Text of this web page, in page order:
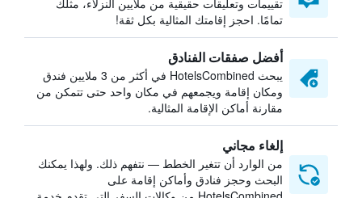
تقييمات وتعليقات حقيقية من ملايين النزلاء، مثلك
تمامًا. احجز إقامتك المثالية بكل ثقة!
أفضل صفقات الفنادق
يبحث HotelsCombined في أكثر من 3 ملايين فندق
ومكان إقامة ويجمعهم في مكان واحد حتى تتمكن من
مقارنة أماكن الإقامة المثالية.
إلغاء مجاني
من الوارد أن تتغير الخطط — نتفهم ذلك. ولهذا يمكنك
البحث وحجز فنادق وأماكن إقامة على